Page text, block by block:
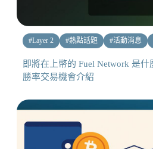
#Layer 2 #熱點話題 #活動消息
即將在上幣的 Fuel Network 是
勝率交易機會介紹